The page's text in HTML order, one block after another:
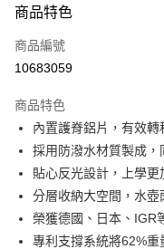
信用卡一次付款
LINE Pay
Hami Point
相關說明
「Hami Point」為中華電信
會員帳號後，即可在購物車
ATM付款
貨到付款
商品特色
商品編號
10683059
商品特色
內置護脊鋁片，有效
採用防潑水材質製成
貼心反光設計，上學更
分層收納大空間，水
榮獲德國、日本、IGR
專利支撐系統將62%重